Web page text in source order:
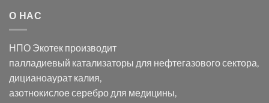
оксида
в
электролите
калий
дицианоаурат–
О НАС
НПО Экотек производит
палладиевый катализаторы для нефтегазового сектора,
дицианоаурат калия,
азотнокислое серебро для медицины,